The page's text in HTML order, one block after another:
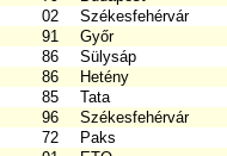
02
Székesfehérvár
91
Győr
86
Sülysáp
86
Hetény
85
Tata
96
Székesfehérvár
72
Paks